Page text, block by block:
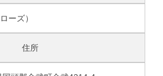
ーズ）
住所